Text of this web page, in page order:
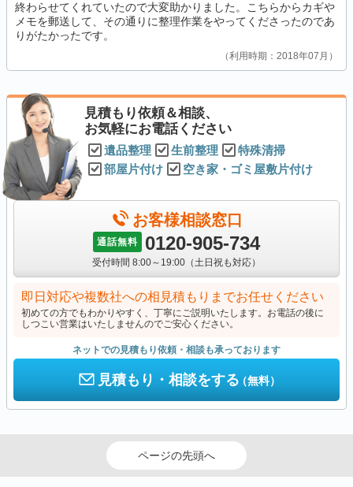
終わらせてくれていたので大変助かりました。こちらからカギや
メモを郵送して、その通りに整理作業をやってくださったのであ
りがたかったです。
利用時期：2018年07月
見積もり依頼＆相談、
お気軽にお電話ください
遺品整理 生前整理
特殊清掃
部屋片付け
空き家・ゴミ屋敷片付け
お客様相談窓口
通話無料 0120-905-734
受付時間 8:00～19:00（土日祝も対応）
即日対応や複数社への相見積もりまでお任せください
初めての方でもわかりやすく、丁寧にご説明いたします。お電話の後に
しつこい営業はいたしませんのでご安心ください。
ネットでの見積もり依頼・相談も承っております
見積もり・相談をする（無料）
ページの先頭へ